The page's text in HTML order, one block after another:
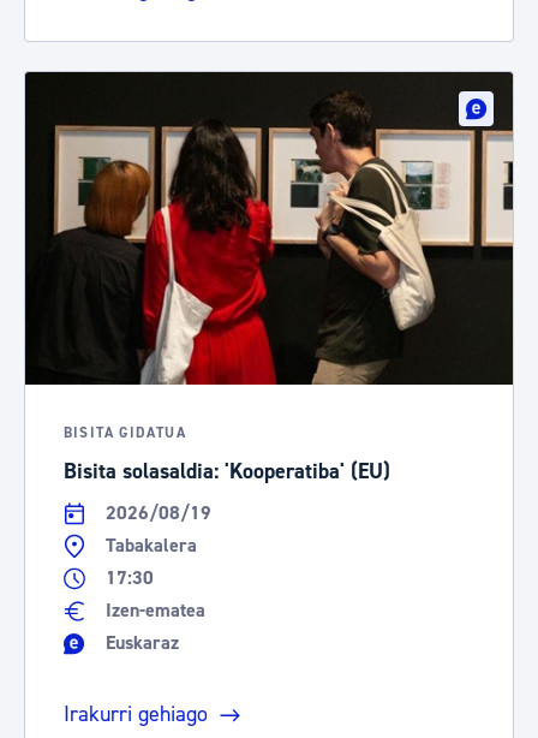
BISITA GIDATUA
Bisita solasaldia: 'Kooperatiba' (EU)
2026/08/19
Tabakalera
17:30
Izen-ematea
Euskaraz
Irakurri gehiago